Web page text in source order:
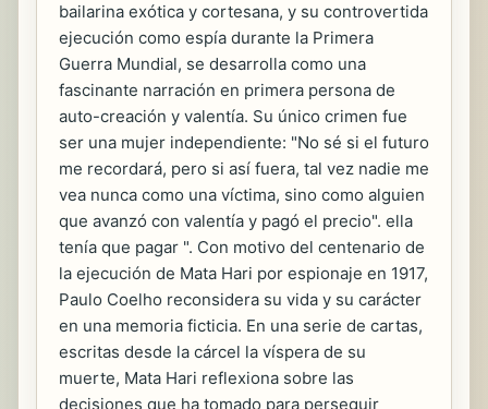
bailarina exótica y cortesana, y su controvertida
ejecución como espía durante la Primera
Guerra Mundial, se desarrolla como una
fascinante narración en primera persona de
auto-creación y valentía. Su único crimen fue
ser una mujer independiente: "No sé si el futuro
me recordará, pero si así fuera, tal vez nadie me
vea nunca como una víctima, sino como alguien
que avanzó con valentía y pagó el precio". ella
tenía que pagar ". Con motivo del centenario de
la ejecución de Mata Hari por espionaje en 1917,
Paulo Coelho reconsidera su vida y su carácter
en una memoria ficticia. En una serie de cartas,
escritas desde la cárcel la víspera de su
muerte, Mata Hari reflexiona sobre las
decisiones que ha tomado para perseguir